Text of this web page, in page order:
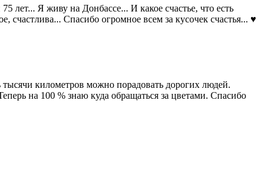
лет... Я живу на Донбассе... И какое счастье, что есть
счастлива... Спасибо огромное всем за кусочек счастья... ♥️
километров можно порадовать дорогих людей.
на 100 % знаю куда обращаться за цветами. Спасибо